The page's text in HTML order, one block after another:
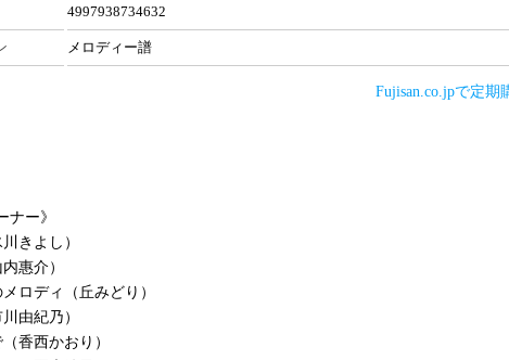
4997938734632
メロディー譜
Fujisan.co.jpで定期
ナー》
きよし）
惠介）
ロディ（丘みどり）
由紀乃）
香西かおり）